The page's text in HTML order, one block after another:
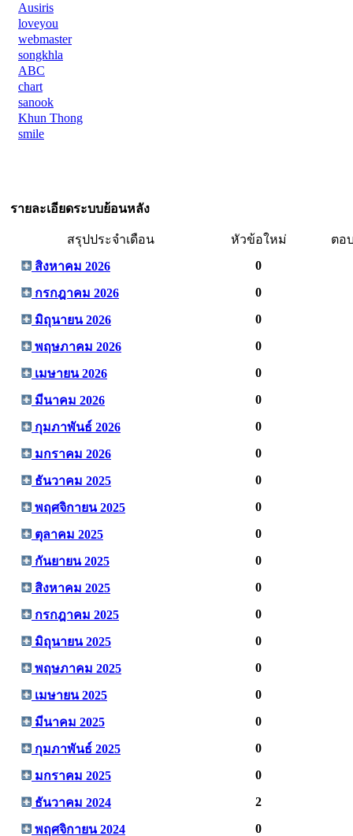
Ausiris
loveyou
webmaster
songkhla
ABC
chart
sanook
Khun Thong
smile
รายละเอียดระบบย้อนหลัง
สรุปประจำเดือน หัวข้อใหม่
ตอ
สิงหาคม 2026
0
กรกฎาคม 2026 0
มิถุนายน 2026 0
พฤษภาคม 2026 0
เมษายน 2026 0
มีนาคม 2026 0
กุมภาพันธ์ 2026 0
มกราคม 2026 0
ธันวาคม 2025 0
พฤศจิกายน 2025 0
ตุลาคม 2025 0
กันยายน 2025 0
สิงหาคม 2025 0
กรกฎาคม 2025 0
มิถุนายน 2025 0
พฤษภาคม 2025 0
เมษายน 2025 0
มีนาคม 2025 0
กุมภาพันธ์ 2025 0
มกราคม 2025 0
ธันวาคม 2024 2
พฤศจิกายน 2024 0